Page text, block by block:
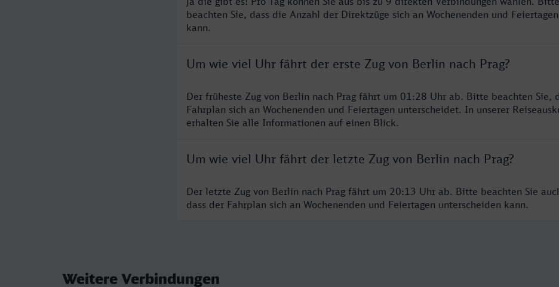
beachten Sie, dass die Anzahl der Direktzüge sich an Wochenenden und
kann.
Um wie viel Uhr fährt der erste Zug von Berlin nach Prag?
Der früheste Zug von Berlin nach Prag fährt um 01:28 Uhr ab. Bitte beachten Sie,
Fahrplan sich an Wochenenden und Feiertagen unterscheidet. In unserer
erhalten Sie alle Informationen auf einen Blick.
Um wie viel Uhr fährt der letzte Zug von Berlin nach Prag?
Der letzte Zug von Berlin nach Prag fährt um 20:13 Uhr ab. Bitte beachten Sie
dass der Fahrplan sich an Wochenenden und Feiertagen unterscheiden kann.
Weitere Verbindungen